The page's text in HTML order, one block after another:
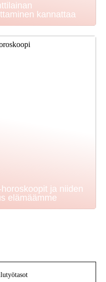
kannattaa
ja niiden
elämäämme